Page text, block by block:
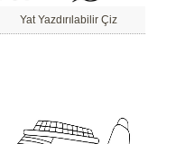
Yat Yazdırılabilir Çiz